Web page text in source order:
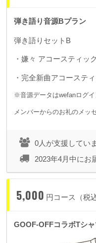
弾き語り音源Bプラン
弾き語りセットB
・嫌々 アコースティッ
・完全新曲アコーステ
※音源データはwefanログイ
メンバーからのお礼のメッ
0人が支援してい
2023年4月中にお
5,000 円コース（税込
GOOF-OFFコラボTシ